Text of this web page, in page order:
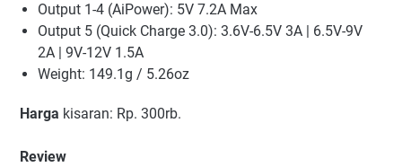
Output 1-4 (AiPower): 5V 7.2A Max
Output 5 (Quick Charge 3.0): 3.6V-6.5V 3A | 6.5V-9V
2A | 9V-12V 1.5A
Weight: 149.1g / 5.26oz
Harga kisaran: Rp. 300rb.
Review